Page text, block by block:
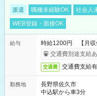
派遣 職種未経験OK 社会人
WEB登録・面接OK
給与
時給1200円 【月収
交通費別途支給
交通費 交通費支給
勤務地
長野県佐久市
中込駅から車3分